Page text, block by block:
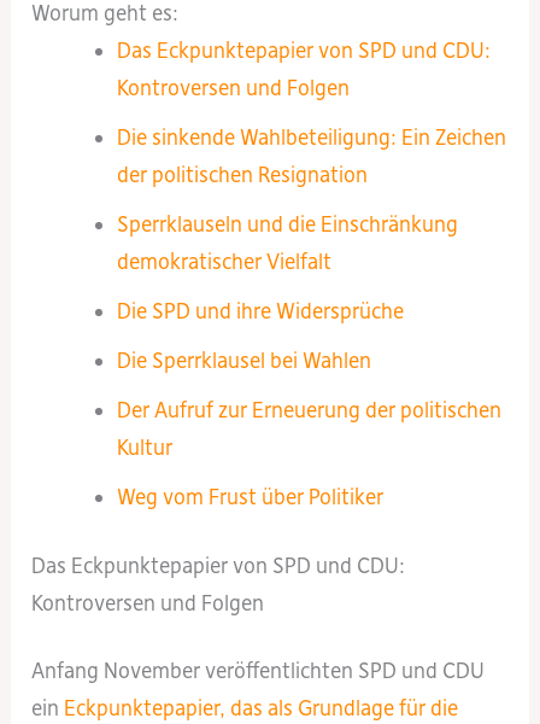
Worum geht es:
Das Eckpunktepapier von SPD und CDU:
Kontroversen und Folgen
Die sinkende Wahlbeteiligung: Ein Zeichen
der politischen Resignation
Sperrklauseln und die Einschränkung
demokratischer Vielfalt
Die SPD und ihre Widersprüche
Die Sperrklausel bei Wahlen
Der Aufruf zur Erneuerung der politischen
Kultur
Weg vom Frust über Politiker
Das Eckpunktepapier von SPD und CDU:
Kontroversen und Folgen
Anfang November veröffentlichten SPD und CDU
ein Eckpunktepapier, das als Grundlage für die